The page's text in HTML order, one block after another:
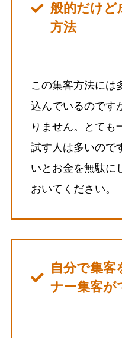
般的だけど
方法
この集客方法には
込んでいるのです
りません。とても
試す人は多いので
いとお金を無駄に
おいてください。
自分で集客
ナー集客が